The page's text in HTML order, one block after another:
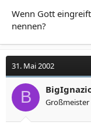
Wenn Gott
nennen?
31. Mai 2002
B Großmeister